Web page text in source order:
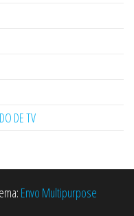
DE TV
Envo Multipurpose